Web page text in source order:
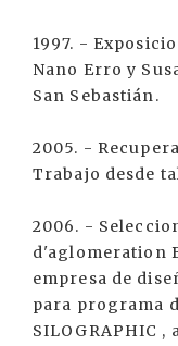
1997. -
Nano Erro y
San Sebastián.
2005. -
Trabajo desde
2006. -
d'aglomeration
empresa de
para programa
SILOGRAPHIC ,